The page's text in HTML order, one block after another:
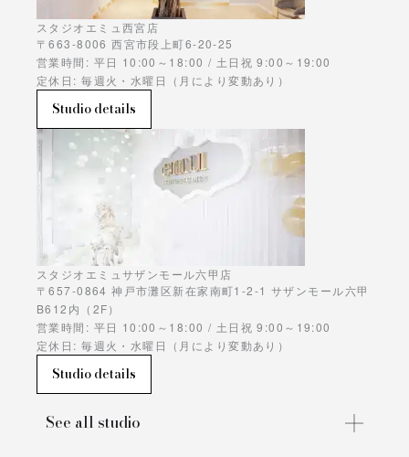
スタジオエミュ西宮店
〒663-8006 西宮市段上町6-20-25
営業時間: 平日 10:00～18:00 / 土日祝 9:00～19:00
定休日: 毎週火・水曜日（月により変動あり）
Studio details
スタジオエミュサザンモール六甲店
〒657-0864 神戸市灘区新在家南町1-2-1 サザンモール六甲
B612内（2F）
営業時間: 平日 10:00～18:00 / 土日祝 9:00～19:00
定休日: 毎週火・水曜日（月により変動あり）
Studio details
See all studio